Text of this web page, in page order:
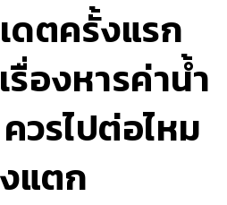
ดตครั้งแรก
องหารค่าน้ำ
วรไปต่อไหม
แตก